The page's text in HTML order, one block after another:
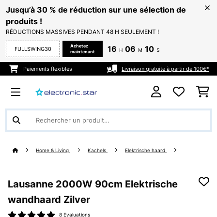
Jusqu’à 30 % de réduction sur une sélection de
produits !
RÉDUCTIONS MASSIVES PENDANT 48 H SEULEMENT !
FULLSWING30
Achetez
maintenant
16 H 06 M 10 S
Paiements flexibles Livraison gratuite à partir de 100€*
Home & Living Kachels Elektrische haard
Lausanne 2000W 90cm Elektrische
wandhaard​ Zilver
8 Evaluations